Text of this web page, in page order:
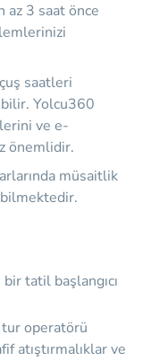
az 3 saat önce
saatleri
Yolcu360
ve e-
önemlidir.
müsaitlik
tatil başlangıcı
operatörü
atıştırmalıklar ve